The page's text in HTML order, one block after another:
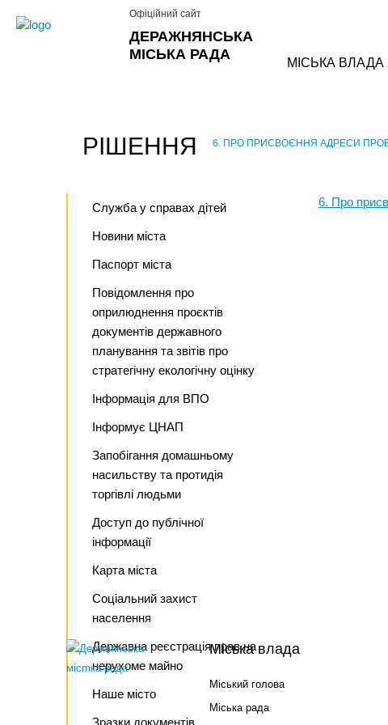
ДЕРАЖНЯНСЬКА
МІСЬКА РАДА
Офіційний сайт
МІСЬКА ВЛАДА
РІШЕННЯ 6. ПРО ПРИСВОЄННЯ АДРЕСИ
Служба у справах дітей
Новини міста
Паспорт міста
Повідомлення про
оприлюднення проєктів
документів державного
планування та звітів про
стратегічну екологічну оцінку
Інформація для ВПО
Інформує ЦНАП
Запобігання домашньому
насильству та протидія
торгівлі людьми
Доступ до публічної
інформації
Карта міста
Соціальний захист
населення
Державна реєстрація прав на
нерухоме майно
Наше місто
Зразки документів
6. Про
Міська влада
Міський голова
Міська рада